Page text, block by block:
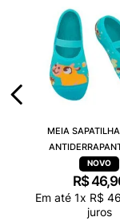
MEIA
CAPIVARA
R$46,
Em até 1x R$ 46
juros